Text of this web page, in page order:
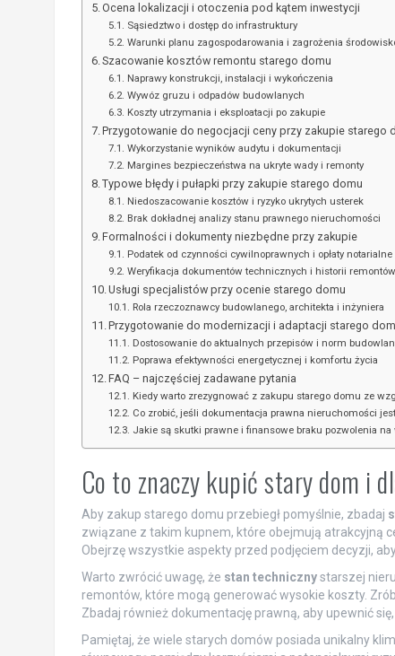
Ocena lokalizacji i otoczenia pod kątem inwestycji
Sąsiedztwo i dostęp do infrastruktury
Warunki planu zagospodarowania i zagrożenia
Szacowanie kosztów remontu starego domu
Naprawy konstrukcji, instalacji i wykończenia
Wywóz gruzu i odpadów budowlanych
Koszty utrzymania i eksploatacji po zakupie
Przygotowanie do negocjacji ceny przy zakupie starego
Wykorzystanie wyników audytu i dokumentacji
Margines bezpieczeństwa na ukryte wady i remonty
Typowe błędy i pułapki przy zakupie starego domu
Niedoszacowanie kosztów i ryzyko ukrytych usterek
Brak dokładnej analizy stanu prawnego nieruchomości
Formalności i dokumenty niezbędne przy zakupie
Podatek od czynności cywilnoprawnych i opłaty notarialne
Weryfikacja dokumentów technicznych i historii remontów
Usługi specjalistów przy ocenie starego domu
Rola rzeczoznawcy budowlanego, architekta i inżyniera
Przygotowanie do modernizacji i adaptacji starego
Dostosowanie do aktualnych przepisów i norm
Poprawa efektywności energetycznej i komfortu życia
FAQ – najczęściej zadawane pytania
Kiedy warto zrezygnować z zakupu starego domu ze
Co zrobić, jeśli dokumentacja prawna nieruchomości
Jakie są skutki prawne i finansowe braku pozwolenia
Co to znaczy kupić stary dom i
Aby zakup starego domu przebiegł pomyślnie, zbadaj
związane z takim kupnem, które obejmują atrakcyjną
Obejrzę wszystkie aspekty przed podjęciem decyzji,
Warto zwrócić uwagę, że stan technicznystarszej
remontów, które mogą generować wysokie koszty.
Zbadaj również dokumentację prawną, aby upewnić
Pamiętaj, że wiele starych domów posiada unikalny